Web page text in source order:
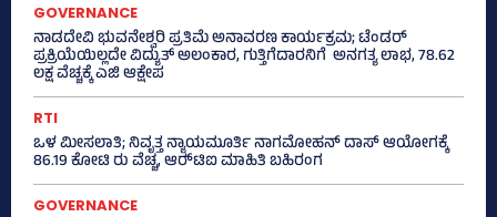
GOVERNANCE
ನಾಡದೇವಿ ಭುವನೇಶ್ವರಿ ಪ್ರತಿಮೆ ಅನಾವರಣ ಕಾರ್ಯಕ್ರಮ; ಟೆಂಡರ್
ಪ್ರಕ್ರಿಯೆಯಿಲ್ಲದೇ ವಿದ್ಯುತ್‌ ಅಲಂಕಾರ, ಗುತ್ತಿಗೆದಾರನಿಗೆ ಅನಗತ್ಯ ಲಾಭ, 78.62
ಲಕ್ಷ ವೆಚ್ಚಕ್ಕೆ ಎಜಿ ಆಕ್ಷೇಪ
RTI
ಒಳ ಮೀಸಲಾತಿ; ನಿವೃತ್ತ ನ್ಯಾಯಮೂರ್ತಿ ನಾಗಮೋಹನ್ ದಾಸ್ ಆಯೋಗಕ್ಕೆ
86.19 ಕೋಟಿ ರು ವೆಚ್ಚ, ಆರ್‍‌ಟಿಐ ಮಾಹಿತಿ ಬಹಿರಂಗ
GOVERNANCE